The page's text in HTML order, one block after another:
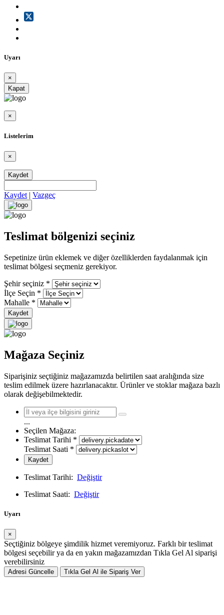
Uyarı
×
Kapat
×
Listelerim
×
Kaydet
Kaydet| Vazgeç
Teslimat bölgenizi seçiniz
Sepetinize ürün eklemek ve diğer özelliklerden faydalanmak için
teslimat bölgesi seçmeniz gerekiyor.
Şehir seçiniz *
İlçe Seçin *
Mahalle *
Kaydet
Mağaza Seçiniz
Siparişiniz seçtiğiniz mağazamızda belirtilen saat aralığında size
teslim edilmek üzere hazırlanacaktır. Ürünler ve stoklar mağaza bazlı
olarak değişebilmektedir.
...
Seçilen Mağaza:
Teslimat Tarihi *
Teslimat Saati *
Kaydet
Teslimat Tarihi: Değiştir
Teslimat Saati: Değiştir
Uyarı
×
Seçtiğiniz bölgeye şimdilik hizmet veremiyoruz. Farklı bir teslimat
bölgesi seçebilir ya da en yakın mağazamızdan Tıkla Gel Al siparişi
verebilirsiniz
Adresi Güncelle Tıkla Gel Al ile Sipariş Ver